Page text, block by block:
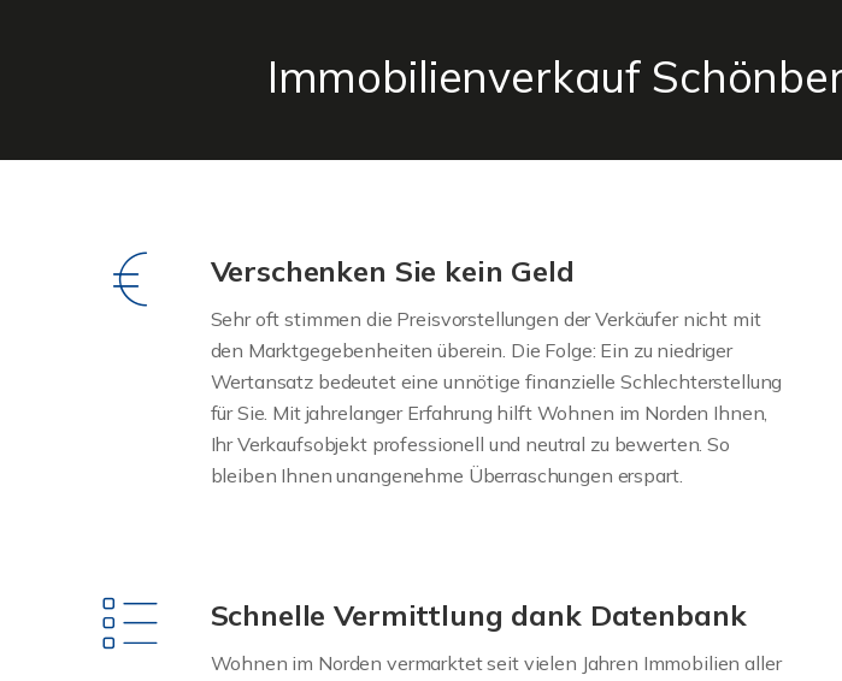
Immobilienverkauf
Verschenken Sie kein Geld
Sehr oft stimmen die Preisvorstellungen der Verkäufer nicht mit
den Marktgegebenheiten überein. Die Folge: Ein zu niedriger
Wertansatz bedeutet eine unnötige finanzielle Schlechterstellung
für Sie. Mit jahrelanger Erfahrung hilft Wohnen im Norden Ihnen,
Ihr Verkaufsobjekt professionell und neutral zu bewerten. So
bleiben Ihnen unangenehme Überraschungen erspart.
Schnelle Vermittlung dank Datenbank
Wohnen im Norden vermarktet seit vielen Jahren Immobilien aller